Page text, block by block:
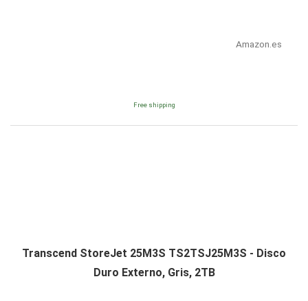
Amazon.es
Free shipping
Transcend StoreJet 25M3S TS2TSJ25M3S - Disco
Duro Externo, Gris, 2TB